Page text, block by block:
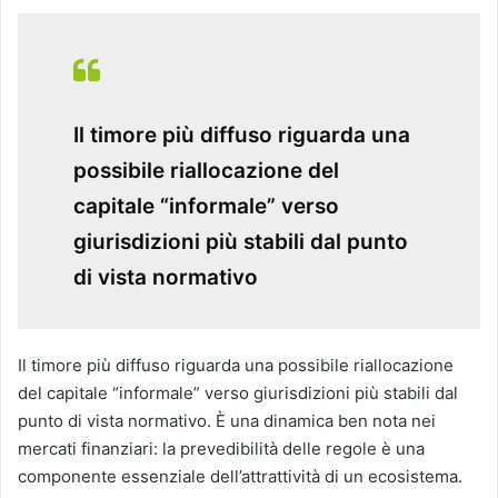
Il timore più diffuso riguarda una
possibile riallocazione del
capitale “informale” verso
giurisdizioni più stabili dal punto
di vista normativo
Il timore più diffuso riguarda una possibile riallocazione
del capitale “informale” verso giurisdizioni più stabili dal
punto di vista normativo. È una dinamica ben nota nei
mercati finanziari: la prevedibilità delle regole è una
componente essenziale dell’attrattività di un ecosistema.